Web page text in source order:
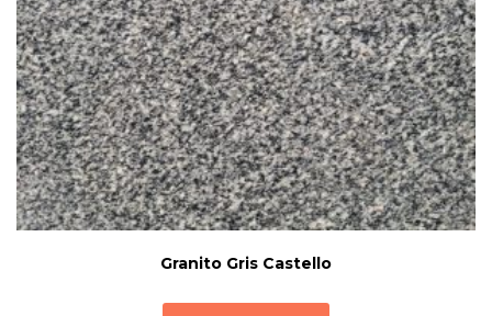
Granito Gris Castello